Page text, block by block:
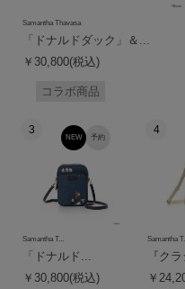
Samantha Thavasa
「ドナルドダック」＆...
￥30,800(税込)
コラボ商品
3
予約
NEW
Samantha T...
「ドナルド...
￥30,800(税込)
4
Samantha
『ク
￥